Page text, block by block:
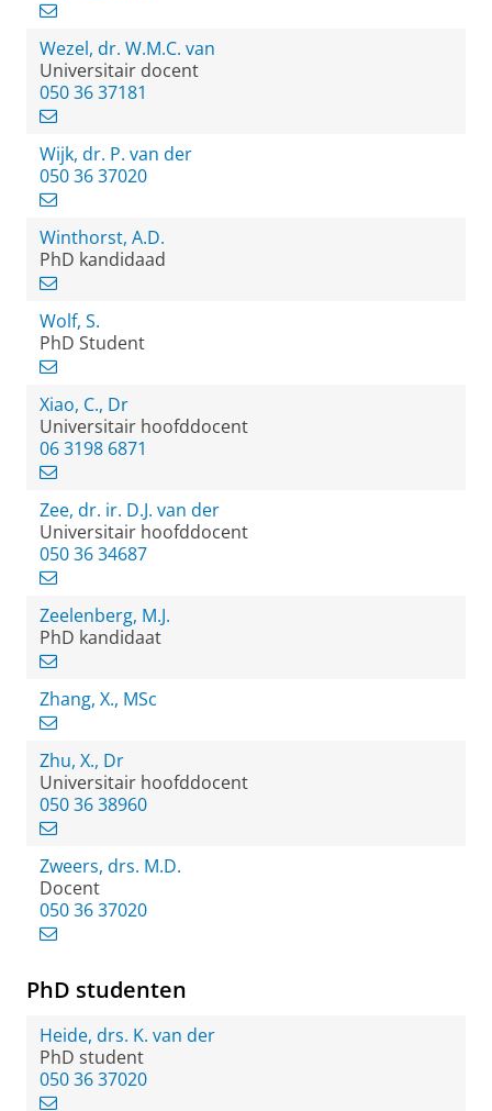
Wezel, dr. W.M.C. van
Universitair docent
050 36 37181
Wijk, dr. P. van der
050 36 37020
Winthorst, A.D.
PhD kandidaad
Wolf, S.
PhD Student
Xiao, C., Dr
Universitair hoofddocent
06 3198 6871
Zee, dr. ir. D.J. van der
Universitair hoofddocent
050 36 34687
Zeelenberg, M.J.
PhD kandidaat
Zhang, X., MSc
Zhu, X., Dr
Universitair hoofddocent
050 36 38960
Zweers, drs. M.D.
Docent
050 36 37020
PhD studenten
Heide, drs. K. van der
PhD student
050 36 37020